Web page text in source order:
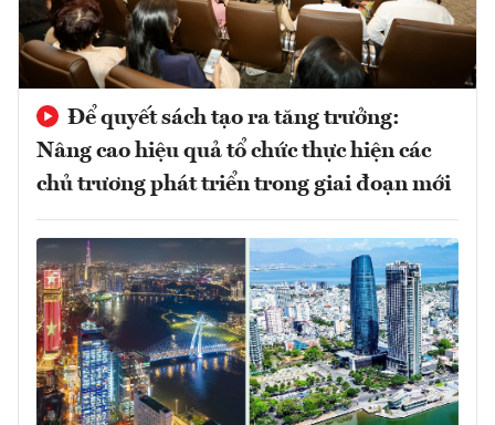
Để quyết sách tạo ra tăng trưởng:
Nâng cao hiệu quả tổ chức thực hiện các
chủ trương phát triển trong giai đoạn mới